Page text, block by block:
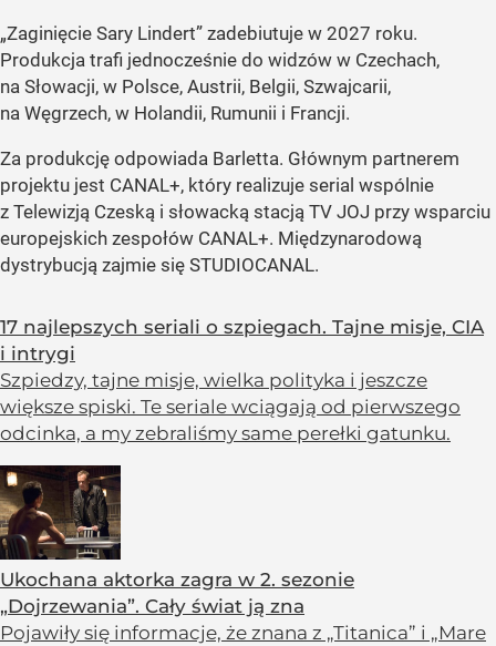
„Zaginięcie Sary Lindert” zadebiutuje w 2027 roku.
Produkcja trafi jednocześnie do widzów w Czechach,
na Słowacji, w Polsce, Austrii, Belgii, Szwajcarii,
na Węgrzech, w Holandii, Rumunii i Francji.
Za produkcję odpowiada Barletta. Głównym partnerem
projektu jest CANAL+, który realizuje serial wspólnie
z Telewizją Czeską i słowacką stacją TV JOJ przy wsparciu
europejskich zespołów CANAL+. Międzynarodową
dystrybucją zajmie się STUDIOCANAL.
17 najlepszych seriali o szpiegach. Tajne misje, CIA
i intrygi
Szpiedzy, tajne misje, wielka polityka i jeszcze
większe spiski. Te seriale wciągają od pierwszego
odcinka, a my zebraliśmy same perełki gatunku.
Ukochana aktorka zagra w 2. sezonie
„Dojrzewania”. Cały świat ją zna
Pojawiły się informacje, że znana z „Titanica” i „Mare